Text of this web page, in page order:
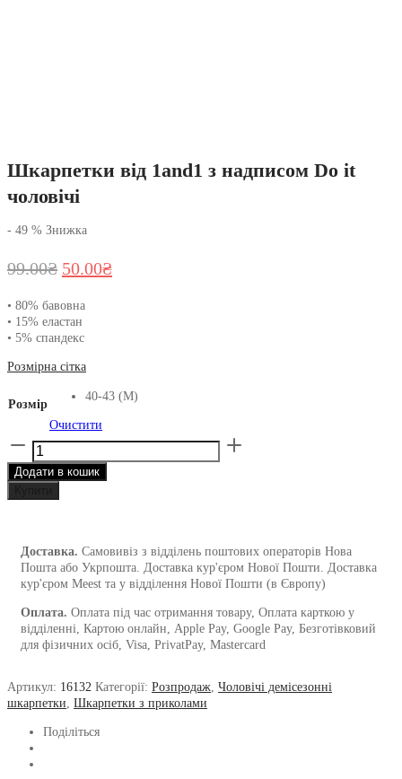
Шкарпетки від 1and1 з надписом Do it
чоловічі
- 49 % Знижка
99.00₴ Оригінальна
99.00₴.
50.00₴Поточна
• 80% бавовна
• 15% еластан
• 5% спандекс
Розмірна сітка
Розмір
40-43 (M)
Очистити
Шкарпетки
від
1and1
чоловічі
кількість
Додати в кошик
Доставка. Самовивіз з відділень поштових операторів Нова
Пошта або Укрпошта. Доставка кур'єром Нової Пошти. Доставка
кур'єром Meest та у відділення Нової Пошти (в Європу)
Оплата. Оплата під час отримання товару, Оплата карткою у
відділенні, Картою онлайн, Apple Pay, Google Pay, Безготівковий
для фізичних осіб, Visa, PrivatPay, Mastercard
Артикул: 16132 Категорії: Розпродаж, Чоловічі демісезонні
шкарпетки, Шкарпетки з приколами
Поділіться